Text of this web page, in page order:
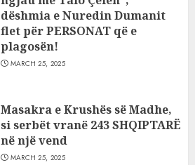
dëshmia e Nuredin Dumanit
flet për PERSONAT që e
plagosën!
MARCH 25, 2025
Masakra e Krushës së Madhe,
si serbët vranë 243 SHQIPTARË
në një vend
MARCH 25, 2025